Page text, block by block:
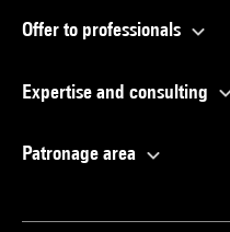
Offer to professionals
Expertise and consulting
Patronage area